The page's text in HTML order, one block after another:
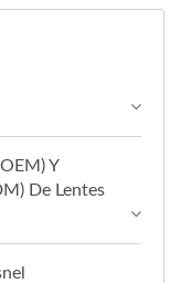
Y
De Lentes